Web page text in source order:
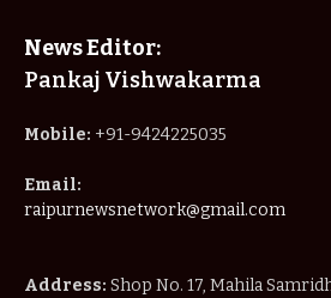
News Editor:
Pankaj Vishwakarma
Mobile: +91-9424225035
Email:
raipurnewsnetwork@gmail.com
Address: Shop No. 17, Mahila